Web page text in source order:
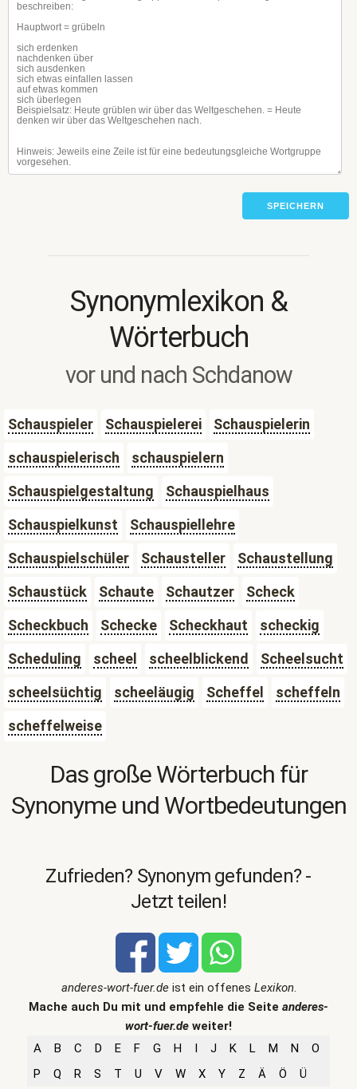
SPEICHERN
Synonymlexikon &
Wörterbuch
vor und nach Schdanow
Schauspieler Schauspielerei
Schauspielerin
schauspielerisch
schauspielern
Schauspielgestaltung
Schauspielhaus
Schauspielkunst
Schauspiellehre
Schauspielschüler
Schausteller
Schaustellung
Schaustück
Schaute Schautzer
Scheck
Scheckbuch
Schecke Scheckhaut
scheckig
Scheduling
scheel scheelblickend
Scheelsucht
scheelsüchtig
scheeläugig Scheffel
scheffeln
scheffelweise
Das große Wörterbuch für
Synonyme und Wortbedeutungen
Zufrieden? Synonym gefunden? -
Jetzt teilen!
anderes-wort-fuer.deist ein offenes Lexikon.
Mache auch Du mit und empfehle die Seite anderes-
wort-fuer.de weiter!
A
B C D E F G H I J K L M N
O
P
Q R S T U V W X Y Z Ä Ö Ü